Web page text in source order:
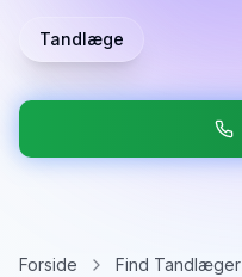
Tandlæge
Forside
Find Tandlæger